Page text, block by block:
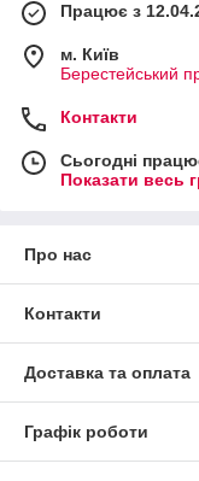
Працює з
м. Київ
Берестейський
Контакти
Сьогодні
Показати весь
Про нас
Контакти
Доставка та оплата
Графік роботи